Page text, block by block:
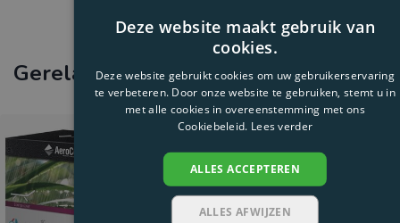
Gerelateerde producten
Deze website maakt gebruik van
cookies.
Deze website gebruikt cookies om uw gebruikerservaring
te verbeteren. Door onze website te gebruiken, stemt u in
met alle cookies in overeenstemming met ons
Cookiebeleid. Lees verder
ALLES ACCEPTEREN
ALLES AFWIJZEN